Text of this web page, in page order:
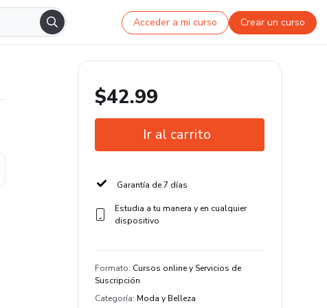
Acceder a mi curso Crear un curso
$42.99
Ir al carrito
Garantía de 7 días
Estudia a tu manera y en cualquier
dispositivo
Formato: Cursos online y Servicios de
Suscripción
Categoría: Moda y Belleza